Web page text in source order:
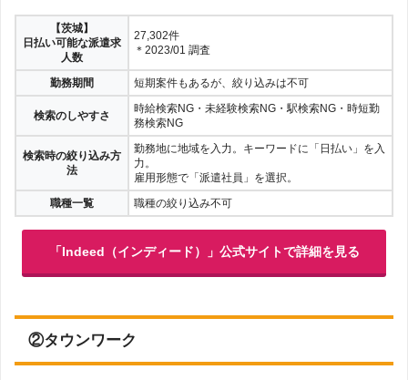
【茨城】
日払い可能な派遣求
人数
27,302件
＊2023/01 調査
勤務期間 短期案件もあるが、絞り込みは不可
検索のしやすさ
時給検索NG・未経験検索NG・駅検索NG・時短勤
務検索NG
検索時の絞り込み方
法
勤務地に地域を入力。キーワードに「日払い」を入
力。
雇用形態で「派遣社員」を選択。
職種一覧
職種の絞り込み不可
「Indeed（インディード）」公式サイトで詳細を見る
②タウンワーク